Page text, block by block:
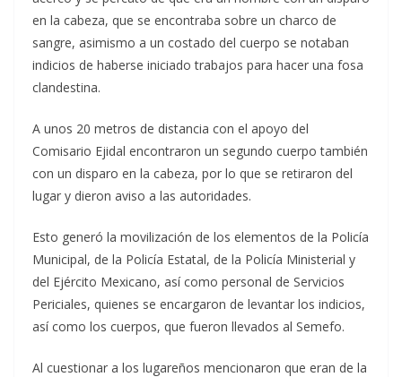
en la cabeza, que se encontraba sobre un charco de
sangre, asimismo a un costado del cuerpo se notaban
indicios de haberse iniciado trabajos para hacer una fosa
clandestina.
A unos 20 metros de distancia con el apoyo del
Comisario Ejidal encontraron un segundo cuerpo también
con un disparo en la cabeza, por lo que se retiraron del
lugar y dieron aviso a las autoridades.
Esto generó la movilización de los elementos de la Policía
Municipal, de la Policía Estatal, de la Policía Ministerial y
del Ejército Mexicano, así como personal de Servicios
Periciales, quienes se encargaron de levantar los indicios,
así como los cuerpos, que fueron llevados al Semefo.
Al cuestionar a los lugareños mencionaron que eran de la